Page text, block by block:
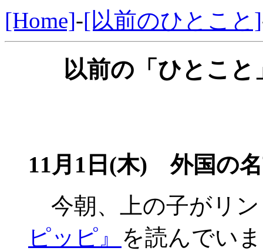
[Home]-[以前のひとこと]
以前の「ひとこ
11月1日(木) 外国の
今朝、上の子がリ
ピッピ』 を読んでい